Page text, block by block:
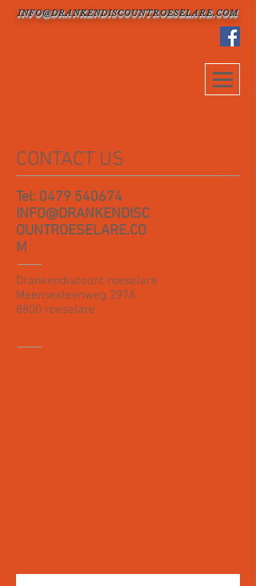
INFO@DRANKENDISCOUNTROESELARE.COM
CONTACT US
Tel: 0479 540674
INFO@DRANKENDISC
OUNTROESELARE.CO
M
Drankendiscount roeselare
Meensesteenweg 297A
8800 roeselare